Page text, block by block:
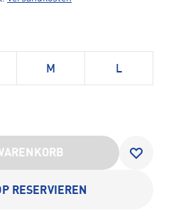
M L
RESERVIEREN